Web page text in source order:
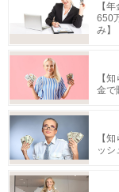
【
650
み】
【
金で
【
ッ